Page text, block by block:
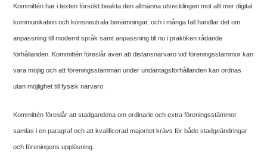
Kommittén har i texten försökt beakta den allmänna utvecklingen mot allt mer digital
kommunikation och könsneutrala benämningar, och i många fall handlar det om
anpassning till modernt språk samt anpassning till nu i praktiken rådande
förhållanden. Kommittén föreslår även att distansnärvaro vid föreningsstämmor kan
vara möjlig och att föreningsstämman under undantagsförhållanden kan ordnas
utan möjlighet till fysisk närvaro.
Kommittén föreslår att stadgandena om ordinarie och extra föreningsstämmor
samlas i en paragraf och att kvalificerad majoritet krävs för både stadgeändringar
och föreningens upplösning.